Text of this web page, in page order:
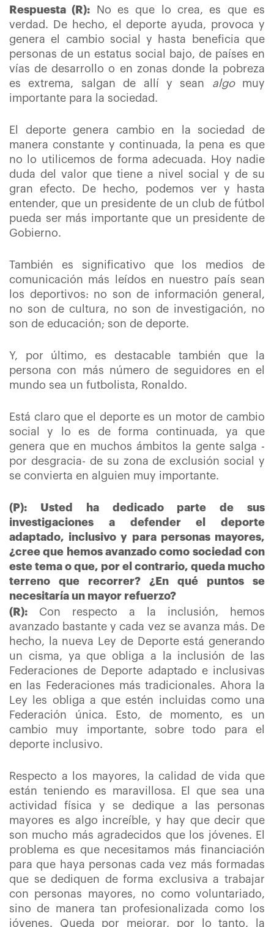
Respuesta (R):
No es que lo crea, es que es
verdad. De hecho, el deporte ayuda, provoca y
genera el cambio social y hasta beneficia que
personas de un estatus social bajo, de países en
vías de desarrollo o en zonas donde la pobreza
es extrema, salgan de allí y sean algomuy
importante para la sociedad.
El deporte genera cambio en la sociedad de
manera constante y continuada, la pena es que
no lo utilicemos de forma adecuada. Hoy nadie
duda del valor que tiene a nivel social y de su
gran efecto. De hecho, podemos ver y hasta
entender, que un presidente de un club de fútbol
pueda ser más importante que un presidente de
Gobierno.
También es significativo que los medios de
comunicación más leídos en nuestro país sean
los deportivos: no son de información general,
no son de cultura, no son de investigación, no
son de educación; son de deporte.
Y, por último, es destacable también que la
persona con más número de seguidores en el
mundo sea un futbolista, Ronaldo.
Está claro que el deporte es un motor de cambio
social y lo es de forma continuada, ya que
genera que en muchos ámbitos la gente salga -
por desgracia- de su zona de exclusión social y
se convierta en alguien muy importante.
(P): Usted ha dedicado parte de sus
investigaciones a defender el deporte
adaptado, inclusivo y para personas mayores,
¿cree que hemos avanzado como sociedad con
este tema o que, por el contrario, queda mucho
terreno que recorrer? ¿En qué puntos se
necesitaría un mayor refuerzo?
(R): Con respecto a la inclusión, hemos
avanzado bastante y cada vez se avanza más. De
hecho, la nueva Ley de Deporte está generando
un cisma, ya que obliga a la inclusión de las
Federaciones de Deporte adaptado e inclusivas
en las Federaciones más tradicionales. Ahora la
Ley les obliga a que estén incluidas como una
Federación única. Esto, de momento, es un
cambio muy importante, sobre todo para el
deporte inclusivo.
Respecto a los mayores, la calidad de vida que
están teniendo es maravillosa. El que sea una
actividad física y se dedique a las personas
mayores es algo increíble, y hay que decir que
son mucho más agradecidos que los jóvenes. El
problema es que necesitamos más financiación
para que haya personas cada vez más formadas
que se dediquen de forma exclusiva a trabajar
con personas mayores, no como voluntariado,
sino de manera tan profesionalizada como los
jóvenes. Queda por mejorar, por lo tanto, la